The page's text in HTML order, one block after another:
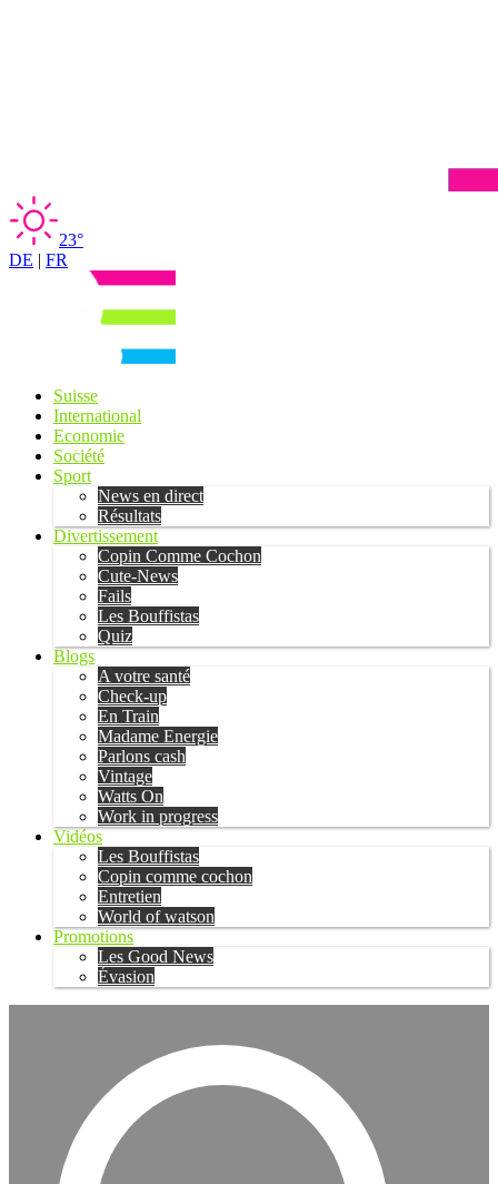
23°
DE | FR
Suisse
International
Economie
Société
Sport
News en direct
Résultats
Divertissement
Copin Comme Cochon
Cute-News
Fails
Les Bouffistas
Quiz
Blogs
A votre santé
Check-up
En Train
Madame Energie
Parlons cash
Vintage
Watts On
Work in progress
Vidéos
Les Bouffistas
Copin comme cochon
Entretien
World of watson
Promotions
Les Good News
Évasion